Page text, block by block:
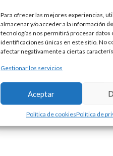
Para ofrecer las mejores experiencias,
almacenar y/o acceder a la información
tecnologías nos permitirá procesar
identificaciones únicas en este sitio. No
afectar negativamente a ciertas
Gestionar los servicios
Aceptar
Política de cookiesPolítica de